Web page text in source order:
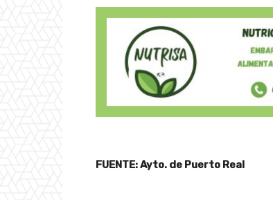
FUENTE: Ayto. de Puerto Real